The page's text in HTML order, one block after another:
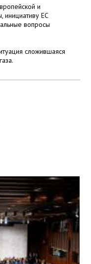
и
инициативу ЕС
вопросы
сложившаяся